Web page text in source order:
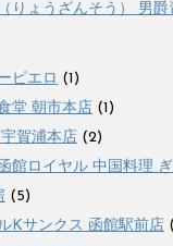
りょうざんそう） 男爵
ピエロ (1)
堂 朝市本店 (1)
賀浦本店 (2)
館ロイヤル 中国料理
(5)
Kサンクス 函館駅前店